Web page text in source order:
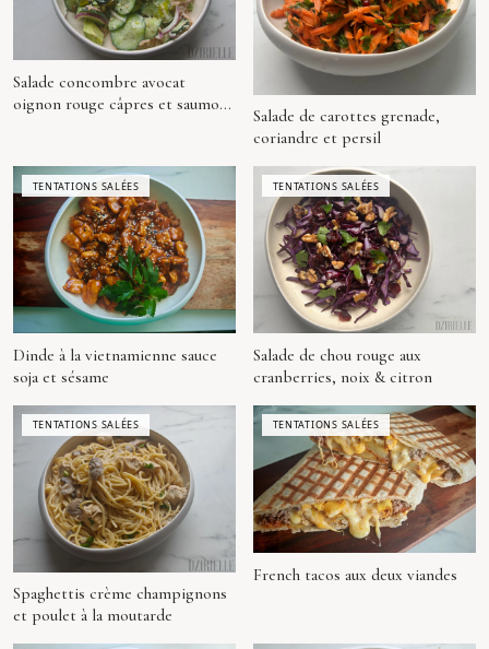
Salade concombre avocat
oignon rouge câpres et saumon
Salade de carottes grenade,
coriandre et persil
TENTATIONS SALÉES
Dinde à la vietnamienne sauce
soja et sésame
TENTATIONS SALÉES
Salade de chou rouge aux
cranberries, noix & citron
TENTATIONS SALÉES
Spaghettis crème champignons
et poulet à la moutarde
TENTATIONS SALÉES
French tacos aux deux viandes